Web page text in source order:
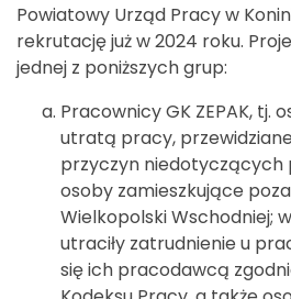
Powiatowy Urząd Pracy w
rekrutację już w 2024 roku.
jednej z poniższych grup:
Pracownicy GK ZEPAK, tj.
utratą pracy,
przyczyn
osoby zamieszkujące
Wielkopolski Wschodniej;
utraciły zatrudnienie u
się ich pracodawcą